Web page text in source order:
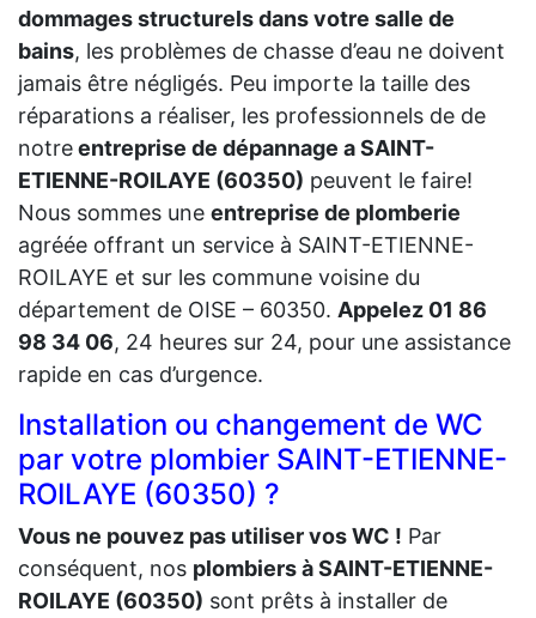
dommages structurels dans votre salle de
bains, les problèmes de chasse d’eau ne doivent
jamais être négligés. Peu importe la taille des
réparations a réaliser, les professionnels de de
notreentreprise de dépannage a SAINT-
ETIENNE-ROILAYE (60350) peuvent le faire!
Nous sommes une entreprise de plomberie
agréée offrant un service à SAINT-ETIENNE-
ROILAYE et sur les commune voisine du
département de OISE – 60350. Appelez 01 86
98 34 06, 24 heures sur 24, pour une assistance
rapide en cas d’urgence.
Installation ou changement de WC
par votre plombier SAINT-ETIENNE-
ROILAYE (60350) ?
Vous ne pouvez pas utiliser vos WC ! Par
conséquent, nos plombiers à SAINT-ETIENNE-
ROILAYE (60350) sont prêts à installer de